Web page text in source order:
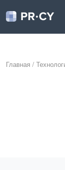
Главная /